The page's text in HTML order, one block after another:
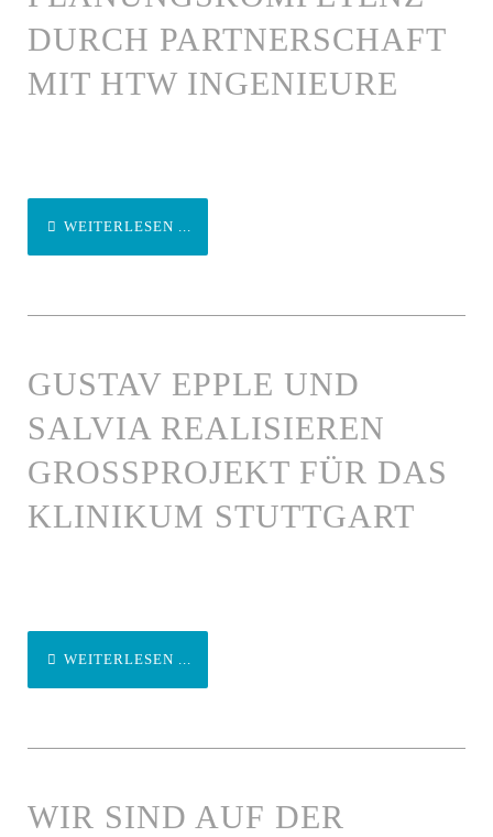
DURCH PARTNERSCHAFT
MIT HTW INGENIEURE
WEITERLESEN ...
GUSTAV EPPLE UND
SALVIA REALISIEREN
GROSSPROJEKT FÜR DAS K
LINIKUM STUTTGART
WEITERLESEN ...
WIR SIND AUF DER